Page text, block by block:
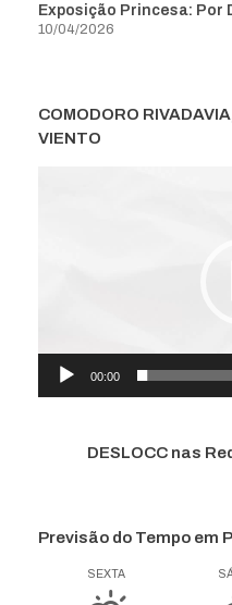
Exposição Princesa: Por
10/04/2026
COMODORO
VIENTO
00:00
DESLOCC nas
Previsão do Tempo em
SEXTA